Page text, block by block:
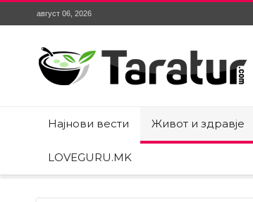
август 06, 2026
Најнови вести Живот и здравје
LOVEGURU.MK